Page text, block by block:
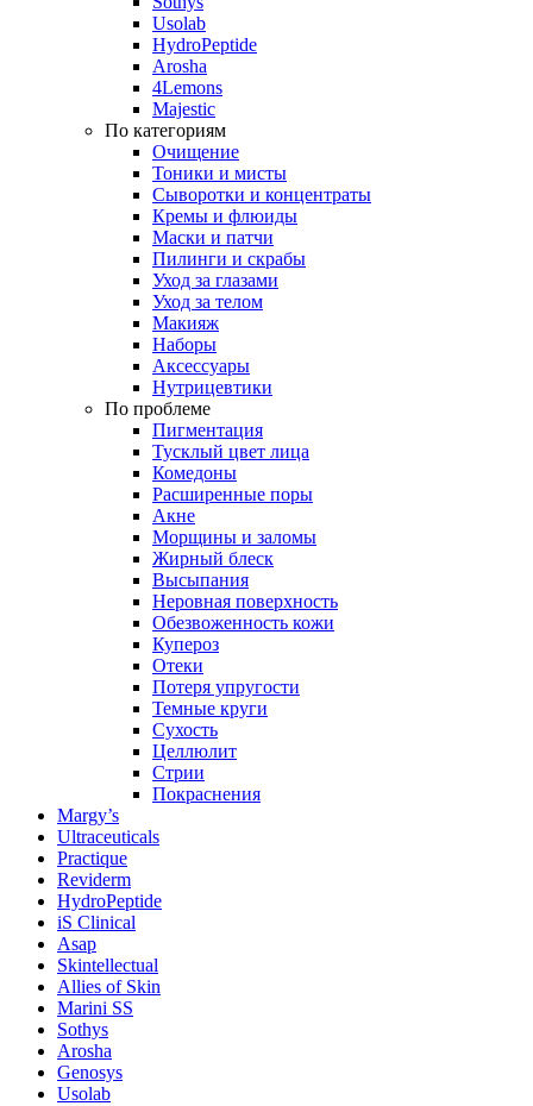
Usolab
HydroPeptide
Arosha
4Lemons
Majestic
По категориям
Очищение
Тоники и мисты
Сыворотки и концентраты
Кремы и флюиды
Маски и патчи
Пилинги и скрабы
Уход за глазами
Уход за телом
Макияж
Наборы
Аксессуары
Нутрицевтики
По проблеме
Пигментация
Тусклый цвет лица
Комедоны
Расширенные поры
Акне
Морщины и заломы
Жирный блеск
Высыпания
Неровная поверхность
Обезвоженность кожи
Купероз
Отеки
Потеря упругости
Темные круги
Сухость
Целлюлит
Стрии
Покраснения
Margy’s
Ultraceuticals
Practique
Reviderm
HydroPeptide
iS Clinical
Asap
Skintellectual
Allies of Skin
Marini SS
Sothys
Arosha
Genosys
Usolab